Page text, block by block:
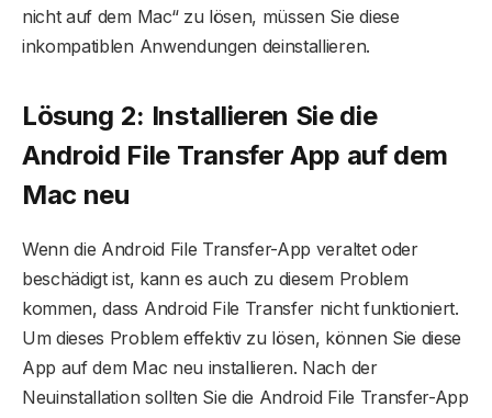
nicht auf dem Mac“ zu lösen, müssen Sie diese
inkompatiblen Anwendungen deinstallieren.
Lösung 2: Installieren Sie die
Android File Transfer App auf dem
Mac neu
Wenn die Android File Transfer-App veraltet oder
beschädigt ist, kann es auch zu diesem Problem
kommen, dass Android File Transfer nicht funktioniert.
Um dieses Problem effektiv zu lösen, können Sie diese
App auf dem Mac neu installieren. Nach der
Neuinstallation sollten Sie die Android File Transfer-App